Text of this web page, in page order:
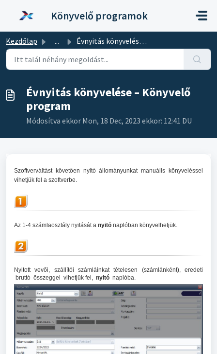
Könyvelő programok
Kezdőlap ... Évnyitás könyvelése – Könyvelő program
Évnyitás könyvelése – Könyvelő
program
Módosítva ekkor Mon, 18 Dec, 2023 ekkor: 12:41 DU
Szoftverváltást követően nyitó állományunkat manuális könyveléssel
vihetjük fel a szoftverbe.
Az 1-4 számlaosztály nyitását a nyitó naplóban könyvelhetjük.
Nyitott vevői, szállítói számláinkat tételesen (számlánként), eredeti
bruttó összeggel vihetjük fel, nyitó naplóba.